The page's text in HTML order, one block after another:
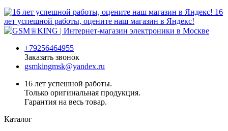
16
лет успешной работы, оцените наш магазин в Яндекс!
+79256464955
Заказать звонок
gsmkingmsk@yandex.ru
16 лет успешной работы.
Только оригинальная продукция.
Гарантия на весь товар.
Каталог